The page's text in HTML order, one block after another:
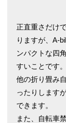
正直重さだけ
りますが、A-
ンパクトな四
すいことです。
他の折り畳み
ったりします
できます。
また、自転車